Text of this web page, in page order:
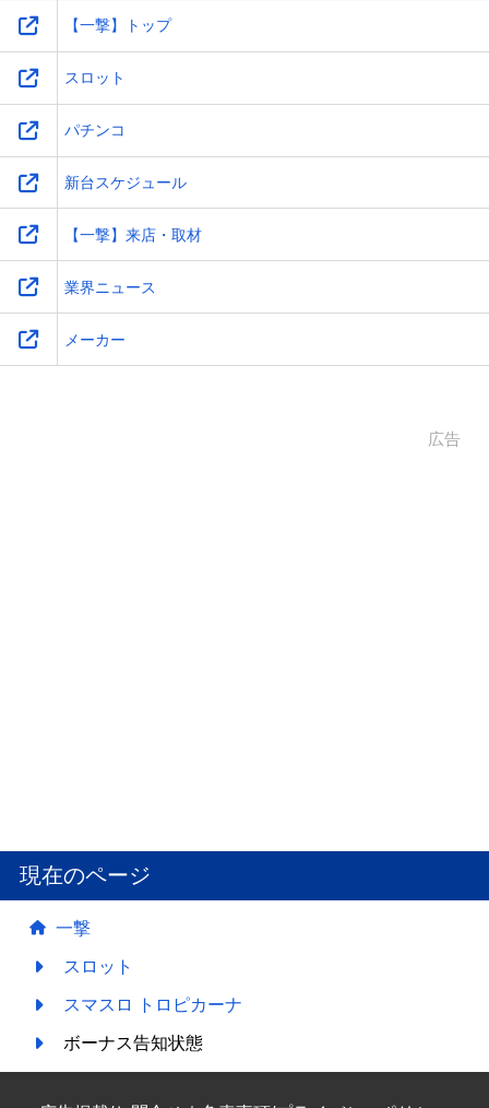
【一撃】トップ
スロット
パチンコ
新台スケジュール
【一撃】来店・取材
業界ニュース
メーカー
広告
現在のページ
一撃
スロット
スマスロ トロピカーナ
ボーナス告知状態